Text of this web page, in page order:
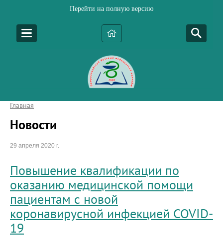
Перейти на полную версию
Главная
Новости
29 апреля 2020 г.
Повышение квалификации по
оказанию медицинской помощи
пациентам с новой
коронавирусной инфекцией COVID-
19